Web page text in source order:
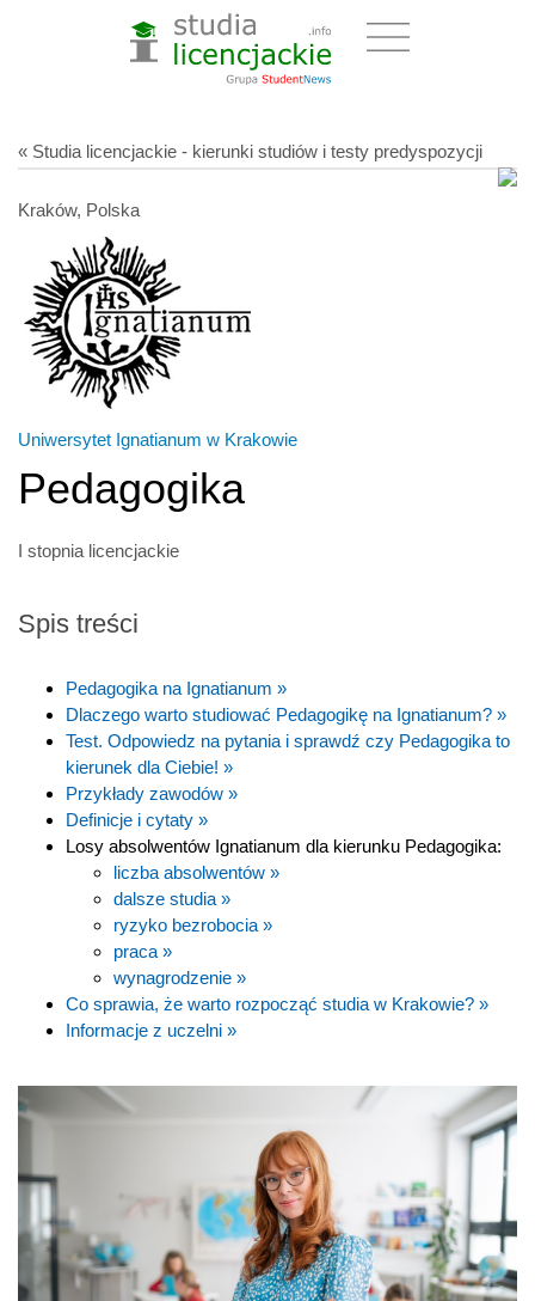
« Studia licencjackie - kierunki studiów i testy predyspozycji
Kraków, Polska
Uniwersytet Ignatianum w Krakowie
Pedagogika
I stopnia licencjackie
Spis treści
Pedagogika na Ignatianum »
Dlaczego warto studiować Pedagogikę na Ignatianum? »
Test. Odpowiedz na pytania i sprawdź czy Pedagogika to
kierunek dla Ciebie! »
Przykłady zawodów »
Definicje i cytaty »
Losy absolwentów Ignatianum dla kierunku Pedagogika:
liczba absolwentów »
dalsze studia »
ryzyko bezrobocia »
praca »
wynagrodzenie »
Co sprawia, że warto rozpocząć studia w Krakowie? »
Informacje z uczelni »